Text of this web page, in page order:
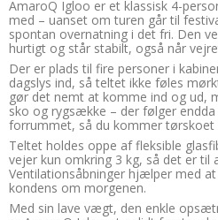
AmaroQ Igloo er et klassisk 4-
med – uanset om turen går til
spontan overnatning i det fri. Den
hurtigt og står stabilt, også når
Der er plads til fire personer i
dagslys ind, så teltet ikke føles
gør det nemt at komme ind og ud,
sko og rygsække – der følger
forrummet, så du kommer tørskoet
Teltet holdes oppe af fleksible
vejer kun omkring 3 kg, så det er til
Ventilationsåbninger hjælper med
kondens om morgenen.
Med sin lave vægt, den enkle